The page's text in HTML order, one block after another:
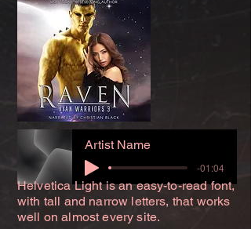
Artist Name
-01:04
Helvetica Light is an easy-to-read font,
with tall and narrow letters, that works
well on almost every site.